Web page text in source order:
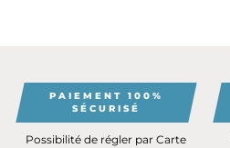
PAIEMENT 100%
SÉCURISÉ
Possibilité de régler par Carte